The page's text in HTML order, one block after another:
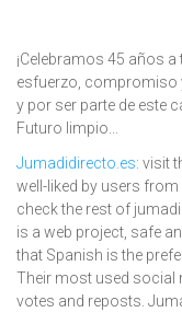
¡Celebramos 45 años
esfuerzo, compromiso
y por ser parte de este
Futuro limpio...
Jumadidirecto.es: visit
well-liked by users
check the rest of
is a web project, safe
that Spanish is the
Their most used social
votes and reposts.